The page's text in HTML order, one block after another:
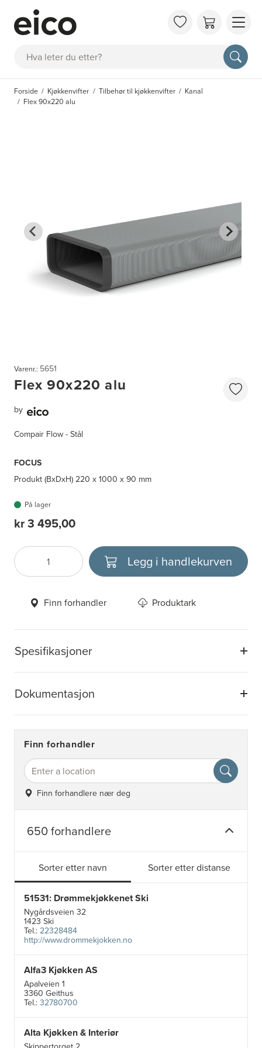
Søk
OM
FAQ
Forside Kjøkkenvifter Tilbehør til kjøkkenvifter
Kanal
Flex 90x220 alu
Spesifikasjoner
Dokumentasjon
Varenr.: 5651
Flex 90x220 alu
by
Compair Flow - Stål
FOCUS
Produkt (BxDxH)220 x 1000 x 90 mm
På lager
kr 3 495,00
Antall
Velg enhet Legg i handlekurven
Finn forhandler Produktark
Finn forhandler
Finn forhandlere nær deg
650 forhandlere
Sorter etter navn Sorter etter distanse
51531: Drømmekjøkkenet Ski
Nygårdsveien 32
1423 Ski
Tel.:22328484
http://www.drommekjokken.no
Alfa3 Kjøkken AS
Apalveien 1
3360 Geithus
Tel.:32780700
Alta Kjøkken & Interiør